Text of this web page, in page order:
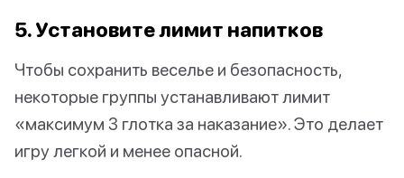
5. Установите лимит напитков
Чтобы сохранить веселье и безопасность,
некоторые группы устанавливают лимит
«максимум 3 глотка за наказание». Это делает
игру легкой и менее опасной.